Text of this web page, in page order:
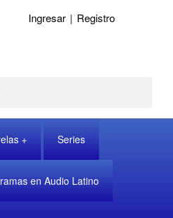
Ingresar | Registro
Series
en Audio Latino